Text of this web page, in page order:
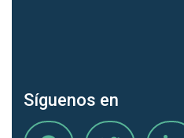
Síguenos en